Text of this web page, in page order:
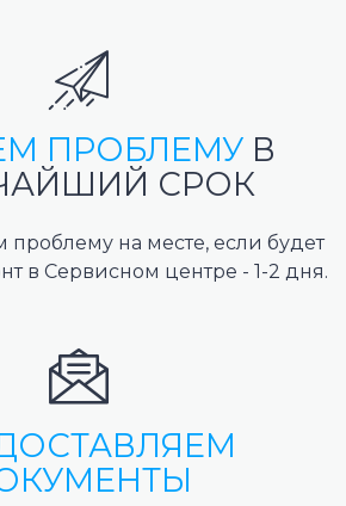
ПРОБЛЕМУ В
СРОК
проблему на месте, если будет
в Сервисном центре - 1-2 дня.